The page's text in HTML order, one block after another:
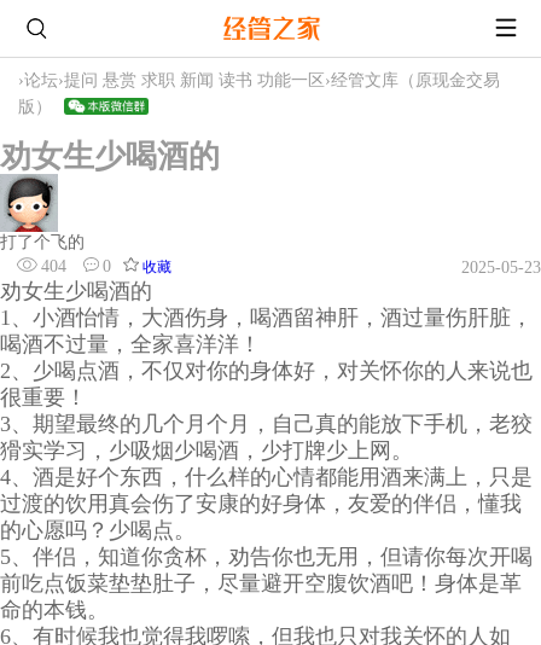
›论坛›提问 悬赏 求职 新闻 读书 功能一区 ›经管文库（原现金交易
版）
劝女生少喝酒的
打了个飞的
404
0 收藏 2025-05-23
劝女生少喝酒的
1、小酒怡情，大酒伤身，喝酒留神肝，酒过量伤肝脏，
喝酒不过量，全家喜洋洋！
2、少喝点酒，不仅对你的身体好，对关怀你的人来说也
很重要！
3、期望最终的几个月个月，自己真的能放下手机，老狡
猾实学习，少吸烟少喝酒，少打牌少上网。
4、酒是好个东西，什么样的心情都能用酒来满上，只是
过渡的饮用真会伤了安康的好身体，友爱的伴侣，懂我
的心愿吗？少喝点。
5、伴侣，知道你贪杯，劝告你也无用，但请你每次开喝
前吃点饭菜垫垫肚子，尽量避开空腹饮酒吧！身体是革
命的本钱。
6、有时候我也觉得我啰嗦，但我也只对我关怀的人如